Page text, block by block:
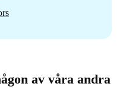
av våra andra